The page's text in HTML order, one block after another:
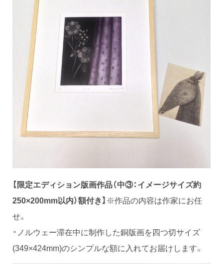
【限定エディション版画作品（中③：イメージサイズ約
250×200mm以内）額付き】 ※作品の内容は作家にお任
せ。
・ノルウェー滞在中に制作した銅版画を四つ切サイズ
(349×424mm)のシンプルな額に入れてお届けします。